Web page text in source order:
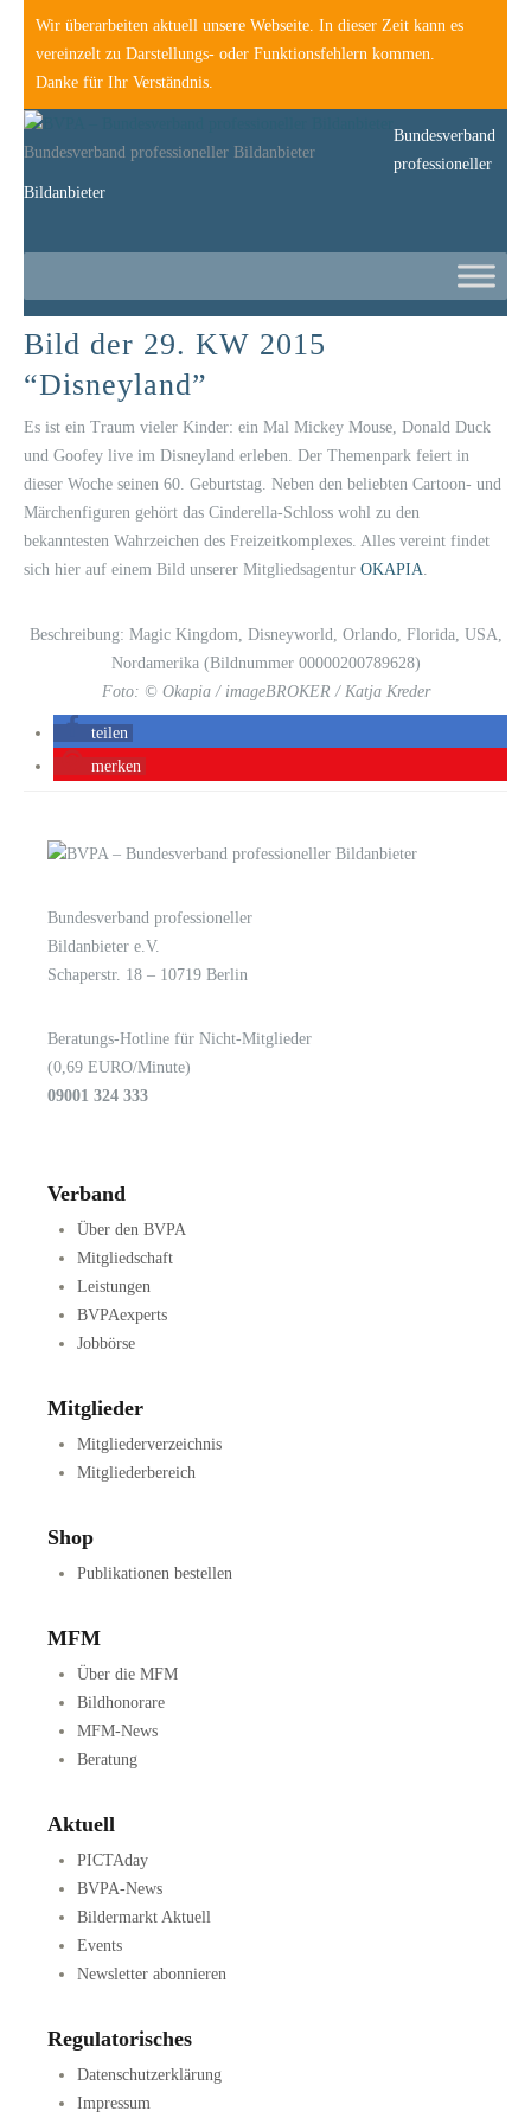
Wir überarbeiten aktuell unsere Webseite. In dieser Zeit kann es
vereinzelt zu Darstellungs- oder Funktionsfehlern kommen.
Danke für Ihr Verständnis.
Bundesverband professioneller Bildanbieter
Bundesverband
professioneller
Bildanbieter
Bild der 29. KW 2015
“Disneyland”
Es ist ein Traum vieler Kinder: ein Mal Mickey Mouse, Donald Duck
und Goofey live im Disneyland erleben. Der Themenpark feiert in
dieser Woche seinen 60. Geburtstag. Neben den beliebten Cartoon- und
Märchenfiguren gehört das Cinderella-Schloss wohl zu den
bekanntesten Wahrzeichen des Freizeitkomplexes. Alles vereint findet
sich hier auf einem Bild unserer Mitgliedsagentur OKAPIA.
Beschreibung: Magic Kingdom, Disneyworld, Orlando, Florida, USA,
Nordamerika (Bildnummer 00000200789628)
Foto: © Okapia / imageBROKER / Katja Kreder
teilen
merken
Bundesverband professioneller
Bildanbieter e.V.
Schaperstr. 18 – 10719 Berlin
Beratungs-Hotline für Nicht-Mitglieder
(0,69 EURO/Minute)
09001 324 333
Verband
Über den BVPA
Mitgliedschaft
Leistungen
BVPAexperts
Jobbörse
Mitglieder
Mitgliederverzeichnis
Mitgliederbereich
Shop
Publikationen bestellen
MFM
Über die MFM
Bildhonorare
MFM-News
Beratung
Aktuell
PICTAday
BVPA-News
Bildermarkt Aktuell
Events
Newsletter abonnieren
Regulatorisches
Datenschutzerklärung
Impressum